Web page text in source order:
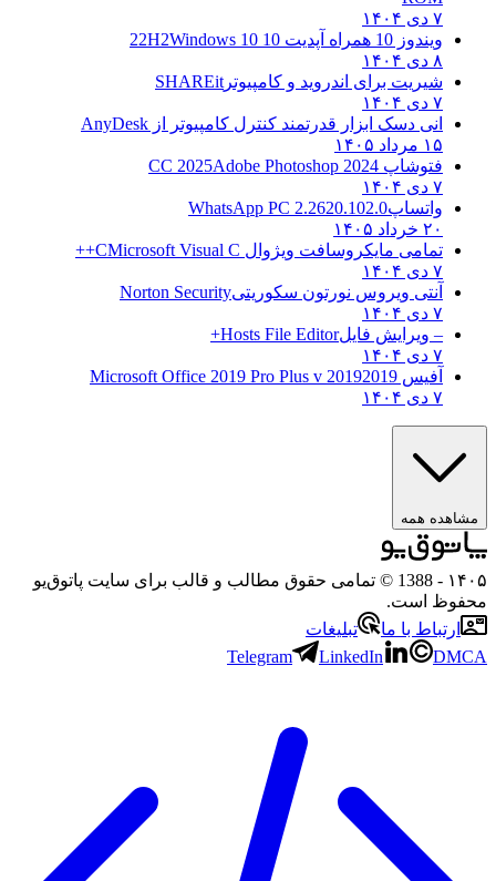
۷ دی ۱۴۰۴
ویندوز 10 همراه آپدیت 10 22H2
Windows 10
۸ دی ۱۴۰۴
شیریت برای اندروید و کامپیوتر SHAREit
۷ دی ۱۴۰۴
انی دسک ابزار قدرتمند کنترل کامپیوتر از AnyDesk
۱۵ مرداد ۱۴۰۵
فتوشاپ CC 2025 Adobe Photoshop 2024
۷ دی ۱۴۰۴
واتساپWhatsApp PC 2.2620.102.0
۲۰ خرداد ۱۴۰۵
تمامی مایکروسافت ویژوال C Microsoft Visual C++
۷ دی ۱۴۰۴
آنتی ویروس نورتون سکوریتیNorton Security
۷ دی ۱۴۰۴
– ویرایش فایلHosts File Editor+
۷ دی ۱۴۰۴
آفیس 2019 2019 Microsoft Office 2019 Pro Plus v
۷ دی ۱۴۰۴
مشاهده همه
۱۴۰۵
- 1388 © تمامی حقوق مطالب و قالب برای سایت پاتوق‌یو
محفوظ است.
ارتباط با ما
تبلیغات
Telegram
LinkedIn DMCA